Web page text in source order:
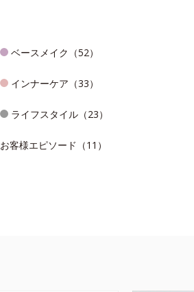
ベースメイク（52）
インナーケア（33）
ライフスタイル（23）
お客様エピソード（11）